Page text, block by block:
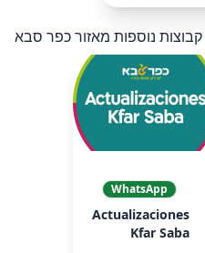
קבוצות נוספות מאזור כפר סבא
WhatsApp
Actualizaciones
Kfar Saba